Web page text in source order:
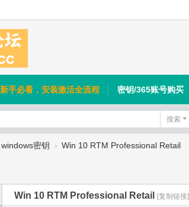
新手必看，安装激活全流程 密钥/365账号购买
搜索
windows密钥 › Win 10 RTM Professional Retail
Win 10 RTM Professional Retail [复制链接]